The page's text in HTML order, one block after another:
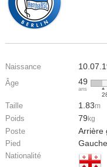
Naissance
Âge 49
ans
Taille 1.83m
Poids 79 kg
Poste Arrière
Pied
Nationalité